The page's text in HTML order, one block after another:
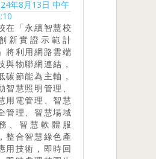
年8月13日 中午
在「永續智慧校
新實證示範計
將利用網路雲端
與物聯網連結，
碳節能為主軸，
智慧照明管理、
用電管理、智慧
管理、智慧場域
、智慧軟體服
整合智慧綠色產
用技術，即時回